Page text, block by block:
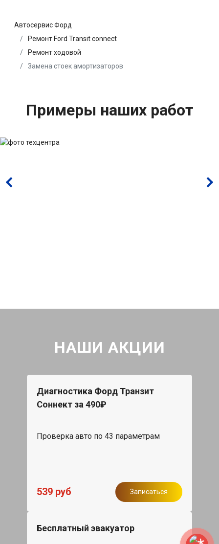
Автосервис Форд
Ремонт Ford Transit connect
Ремонт ходовой
Замена стоек амортизаторов
Примеры наших работ
НАШИ АКЦИИ
Диагностика Форд Транзит
Соннект за 490₽
Проверка авто по 43 параметрам
539 руб Записаться
Бесплатный эвакуатор